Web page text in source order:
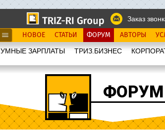
Заказ
НОВОЕ СТАТЬИ ФОРУМ АВТОРЫ
УМНЫЕ ЗАРПЛАТЫ ТРИЗ.БИЗНЕС
ФОРУМ